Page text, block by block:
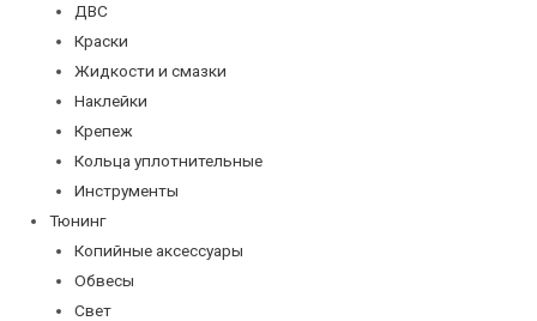
ДВС
Краски
Жидкости и смазки
Наклейки
Крепеж
Кольца уплотнительные
Инструменты
Тюнинг
Копийные аксессуары
Обвесы
Свет